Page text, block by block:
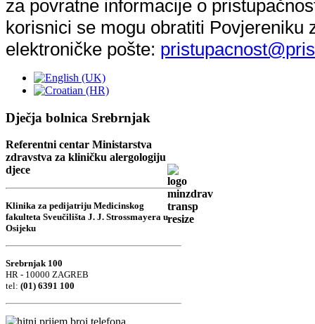
za povratne informacije o
korisnici se mogu obratiti Povjereniku
elektroničke pošte:
Dječja bolnica Srebrnjak
Referentni centar Ministarstva
zdravstva za kliničku alergologiju
djece
Klinika za pedijatriju Medicinskog
fakulteta Sveučilišta J. J. Strossmayera u
Osijeku
Srebrnjak 100
HR - 10000 ZAGREB
tel: (01) 6391 100